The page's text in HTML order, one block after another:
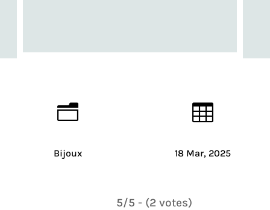
n
Bijoux

18 Mar, 2025
5/5 - (2 votes)